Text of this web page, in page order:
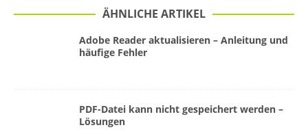
ÄHNLICHE ARTIKEL
Adobe Reader aktualisieren – Anleitung und
häufige Fehler
PDF-Datei kann nicht gespeichert werden –
Lösungen